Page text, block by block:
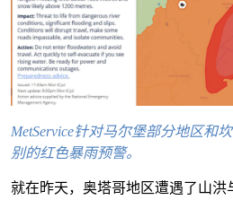
MetService针对马尔堡部分地区和
别的红色暴雨预警。
就在昨天，奥塔哥地区遭遇了山洪